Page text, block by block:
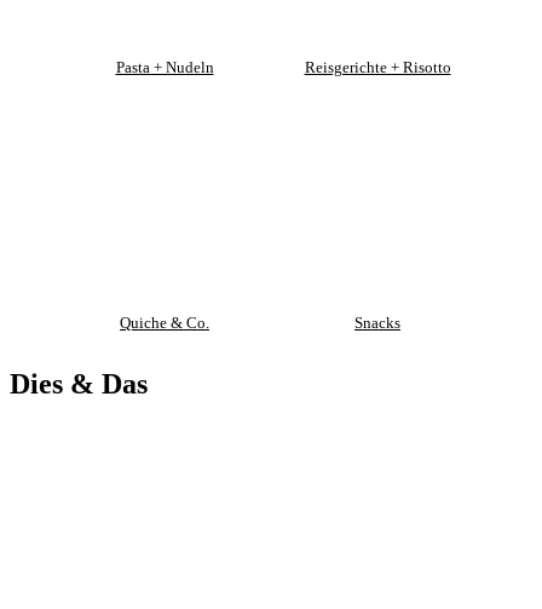
Pasta + Nudeln Reisgerichte + Risotto
Quiche & Co. Snacks
Dies & Das